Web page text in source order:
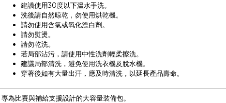
建議使用30度以下溫水手洗。
洗後請自然晾乾，勿使用烘乾機。
請勿使用含氯或氧化漂白劑。
請勿熨燙。
請勿乾洗。
若局部沾污，請使用中性洗劑輕柔擦洗。
建議局部清洗，避免使用洗衣機及脫水機。
穿著後如有大量出汗，應及時清洗，以延長產品壽命。
專為比賽與補給支援設計的大容量裝備包。